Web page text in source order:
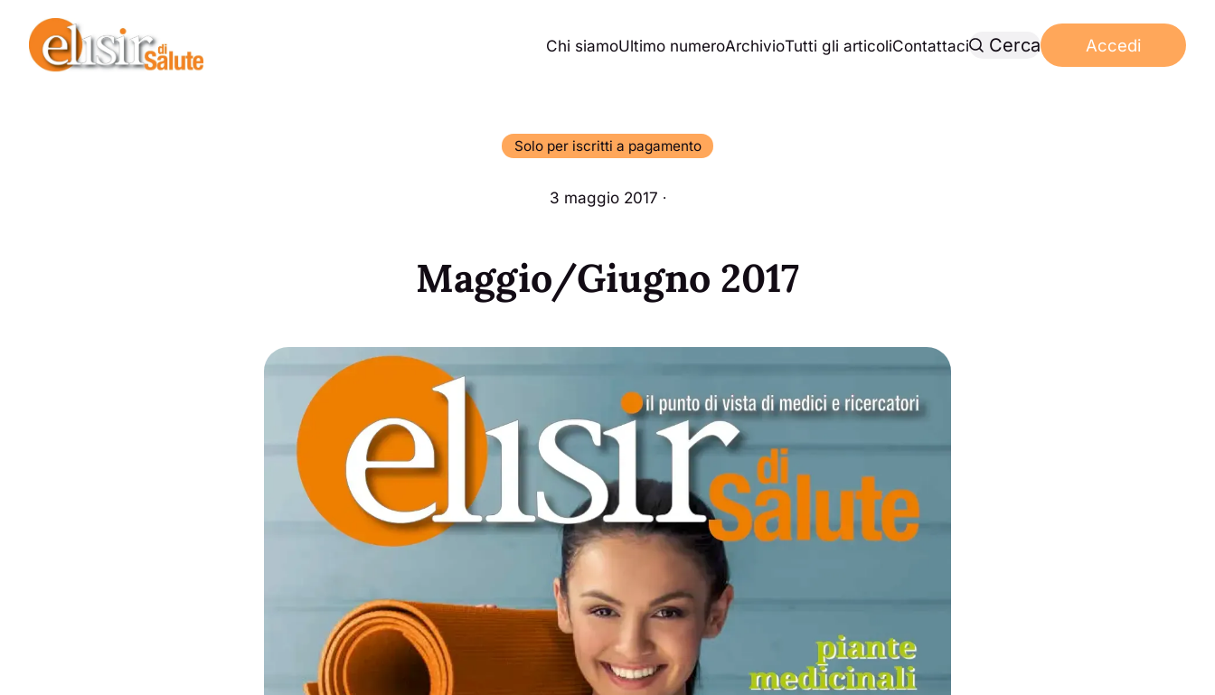
Chi siamoUltimo numeroArchivioTutti gli articoliContattaci Cerca Accedi
Solo per iscritti a pagamento
3 maggio 2017 ∙
Maggio/Giugno 2017